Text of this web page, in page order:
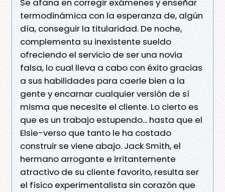
Se afana en corregir exámenes y enseñar
termodinámica con la esperanza de, algún
día, conseguir la titularidad. De noche,
complementa su inexistente sueldo
ofreciendo el servicio de ser una novia
falsa, lo cual lleva a cabo con éxito gracias
a sus habilidades para caerle bien a la
gente y encarnar cualquier versión de sí
misma que necesite el cliente. Lo cierto es
que es un trabajo estupendo... hasta que el
Elsie-verso que tanto le ha costado
construir se viene abajo. Jack Smith, el
hermano arrogante e irritantemente
atractivo de su cliente favorito, resulta ser
el físico experimentalista sin corazón que